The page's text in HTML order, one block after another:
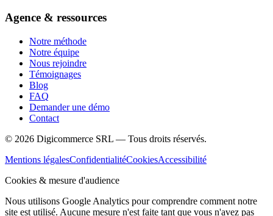
Agence & ressources
Notre méthode
Notre équipe
Nous rejoindre
Témoignages
Blog
FAQ
Demander une démo
Contact
© 2026 Digicommerce SRL — Tous droits réservés.
Mentions légalesConfidentialitéCookiesAccessibilité
Cookies & mesure d'audience
Nous utilisons Google Analytics pour comprendre comment notre
site est utilisé. Aucune mesure n'est faite tant que vous n'avez pas